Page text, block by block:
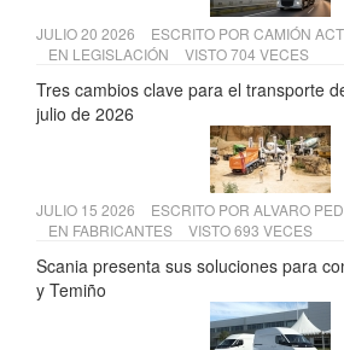
JULIO 20 2026 ESCRITO POR CAMIÓN
EN LEGISLACIÓN VISTO 704 VECES
Tres cambios clave para el transporte
julio de 2026
JULIO 15 2026 ESCRITO POR ALVARO
EN FABRICANTES VISTO 693 VECES
Scania presenta sus soluciones para
y Temiño